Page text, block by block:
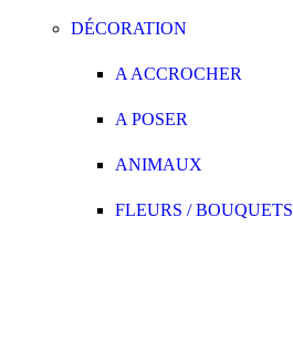
DÉCORATION
A ACCROCHER
A POSER
ANIMAUX
FLEURS / BOUQUETS